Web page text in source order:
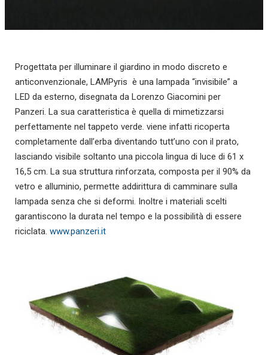
Progettata per illuminare il giardino in modo discreto e
anticonvenzionale, LAMPyris è una lampada “invisibile” a
LED da esterno, disegnata da Lorenzo Giacomini per
Panzeri. La sua caratteristica è quella di mimetizzarsi
perfettamente nel tappeto verde. viene infatti ricoperta
completamente dall’erba diventando tutt’uno con il prato,
lasciando visibile soltanto una piccola lingua di luce di 61 x
16,5 cm. La sua struttura rinforzata, composta per il 90% da
vetro e alluminio, permette addirittura di camminare sulla
lampada senza che si deformi. Inoltre i materiali scelti
garantiscono la durata nel tempo e la possibilità di essere
riciclata. www.panzeri.it